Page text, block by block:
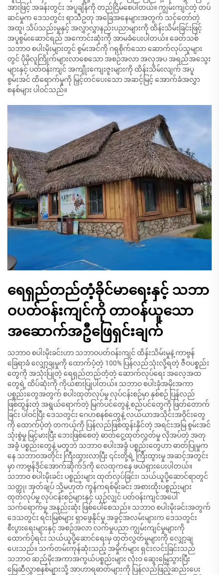
အားဖြင့် အခန်းတွင်း အပူချိန်ကို တည်ငြိမ်စေပါတယ်။ ကျွမ်းကျင်တဲ့ တပ်
ဆင်မှုက ဒေသတွင်း ရာသီဥတု အခြေအနေများအတွက် သင့်တော်တဲ့
အထူ၊ သိပ်သည်းမှုနှင့် အလွှာလွှာနည်းပညာများကို ထိန်းသိမ်းခြင်းဖြင့်
အပူစွမ်းဆောင်ရည် အကောင်းဆုံးကို အာမခံပေးပါတယ်။ ခေတ်သစ်
သဘာဝ စပါးမိုးများတွင် စွမ်းအင်ကို ဂရုစိုက်သော ဆောက်လုပ်သူများ
တွင် ပိုမိုလူကြိုက်များလာစေသော အစဉ်အလာ အလှအပ အရည်အသွေး
များနှင့် ပတ်ဝန်းကျင် အကျိုးကျေးဇူးများကို ထိန်းသိမ်းလျက် အပူ
စွမ်းအင် ထိရောက်မှုကို မြှင့်တင်ပေးသော အဆင့်မြင့် အောက်ခံအလွှာ
စနစ်များ ပါဝင်သည်။
ရေရှည်တည်တံ့ခိုင်မာရေးနှင့် သဘာ
ဝပတ်ဝန်းကျင်ကို တာဝန်ယူသော
အဆောက်အဦဖြေရှင်းချက်
သဘာဝ စပါးမိုးခင်းဟာ သဘာဝပတ်ဝန်းကျင် ထိန်းသိမ်းမှုနဲ့ ကာဗွန်
ခြေရာခံ လျှော့ချမှုကို ထောက်ပံ့တဲ့ 100% ပြန်လည်သုံးလို့ရတဲ့ ဇီဝပစ္စည်း
တွေကို အသုံးပြုတဲ့ ရေရှည်တည်တံ့တဲ့ ဆောက်လုပ်ရေး အလေ့အထ
တွေရဲ့ ထိပ်ဆုံးကို ကိုယ်စားပြုပါတယ်။ သဘာဝ စပါးခုံအမိုးအကာ
ပစ္စည်းတွေအတွက် စပါးထုတ်လုပ်မှု လုပ်ငန်းစဉ်မှာ နှစ်စဉ် ပြန်လည်
ဖြစ်ထွန်းတဲ့ အရွယ်ရောက်တဲ့ မြက်ပင်တွေနဲ့ စည်ပင်တွေကို ဖြတ်တောက်
ခြင်း ပါဝင်ပြီး ဒေသတွင်း ဂေဟစနစ်တွေနဲ့ လယ်ယာအသိုင်းအဝိုင်းတွေ
ကို ထောက်ပံ့တဲ့ တကယ့်ကို ပြန်လည်ဖြစ်ထွန်းနိုင်တဲ့ အရင်းအမြ စွမ်းအင်
သုံးစွဲမှု မြင့်မားပြီး ဘေးဖြစ်စေတဲ့ ဓာတ်ငွေ့ထုတ်လွှတ်မှု လိုအပ်တဲ့ အတု
အခွံ ပစ္စည်းတွေနဲ့ မတူဘဲ သဘာဝ စပါးအခွံ ပစ္စည်းတွေဟာ ဓာတ်ပြုမှုက
နေ သဘာဝအတိုင်း ကြီးထွားလာပြီး ၎င်းတို့ရဲ့ ကြီးထွားမှု အဆင့်အတွင်း
မှာ ကာဗွန်ဒိုင်အောက်ဆိုက်ဒ်ကို လေထုကနေ ဖယ်ရှားပေးပါတယ်။
သဘာဝ စပါးမိုးခင်း ပစ္စည်းများ ထုတ်လုပ်ခြင်း၊ သယ်ယူပို့ဆောင်ရာတွင်
သတ္တု၊ အုတ်ချပ် သို့မဟုတ် ကွန်ကရစ်မိုးခင်း အစားထိုးပစ္စည်းများ
ထုတ်လုပ်မှု လုပ်ငန်းစဉ်များနှင့် ယှဉ်လျှင် ပတ်ဝန်းကျင်အပေါ်
သက်ရောက်မှု အနည်းဆုံး ဖြစ်ပေါ်စေသည်။ သဘာဝ စပါးမိုးခင်းအတွက်
ဒေသတွင်း ရင်းမြစ်များ ရှာဖွေနိုင်မှု အခွင့်အလမ်းများက ဒေသတွင်း
စီးပွားရေးများနှင့် အစဉ်အလာ လက်မှုပညာ ကျွမ်းကျင်မှုများကို
ထောက်ပံ့ရင်း သယ်ယူပို့ဆောင်ရေးမှ ထုတ်လွှတ်မှုများကို လျှော့ချ
ပေးသည်။ သက်တမ်းကုန်ဆုံးသည့် အမှိုက်များ ရှင်းလင်းခြင်းသည်
သဘာဝ ဆည်မိုးအကာအကွယ်ပစ္စည်းများ လုံးဝ ဆွေးမြေ့သွားပြီး
မြေဆီလွှာစနစ်များသို့ အာဟာရဓာတ်များကို ပြန်လည်ဖြည့်ဆည်းပေး